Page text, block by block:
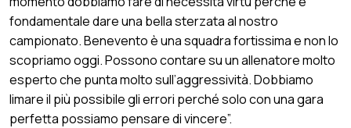
fondamentale dare una bella sterzata al nostro
campionato. Benevento è una squadra fortissima e non lo
scopriamo oggi. Possono contare su un allenatore molto
esperto che punta molto sull’aggressività. Dobbiamo
limare il più possibile gli errori perché solo con una gara
perfetta possiamo pensare di vincere”.